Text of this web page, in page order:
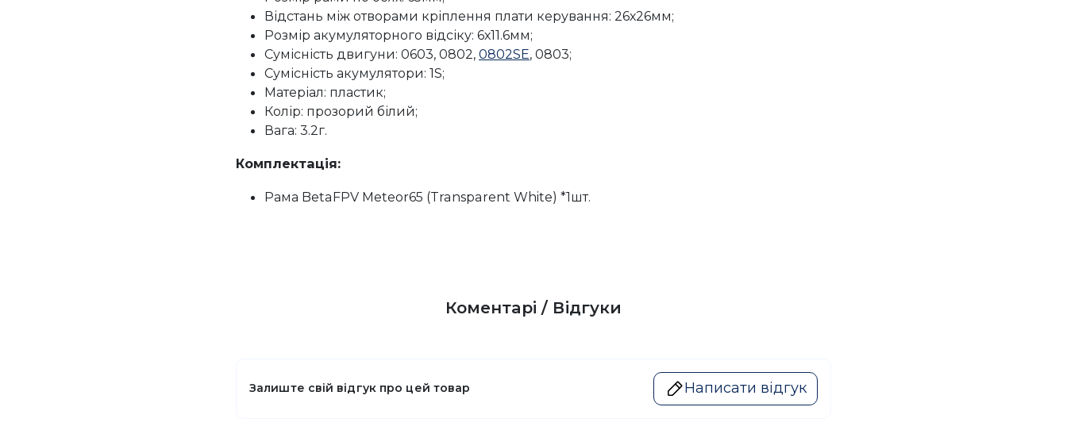
Відстань між отворами кріплення плати керування: 26х26мм;
Розмір акумуляторного відсіку: 6х11.6мм;
Сумісність двигуни: 0603, 0802, 0802SE, 0803;
Сумісність акумулятори: 1S;
Матеріал: пластик;
Колір: прозорий білий;
Вага: 3.2г.
Комплектація:
Рама BetaFPV Meteor65 (Transparent White) *1шт.
Коментарі / Відгуки
Залиште свій відгук про цей товар Написати відгук